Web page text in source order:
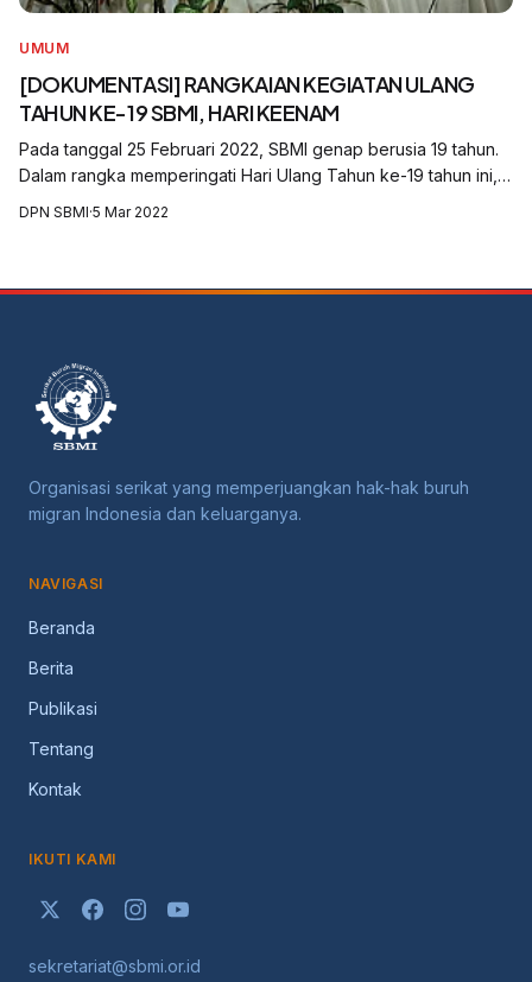
UMUM
[DOKUMENTASI] RANGKAIAN KEGIATAN ULANG
TAHUN KE-19 SBMI, HARI KEENAM
Pada tanggal 25 Februari 2022, SBMI genap berusia 19 tahun.
Dalam rangka memperingati Hari Ulang Tahun ke-19 tahun ini,
SBMI mengadakan serangkaian kegiatan, yaitu Diskusi Publik,
DPN SBMI·5 Mar 2022
Organisasi serikat yang memperjuangkan hak-hak buruh
migran Indonesia dan keluarganya.
NAVIGASI
Beranda
Berita
Publikasi
Tentang
Kontak
IKUTI KAMI
sekretariat@sbmi.or.id